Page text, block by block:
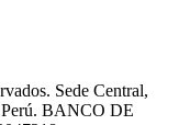
Sede Central,
BANCO DE